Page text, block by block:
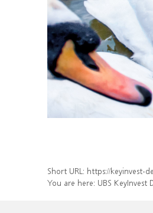
Short URL: https://keyinvest-
You are here: UBS KeyInvest